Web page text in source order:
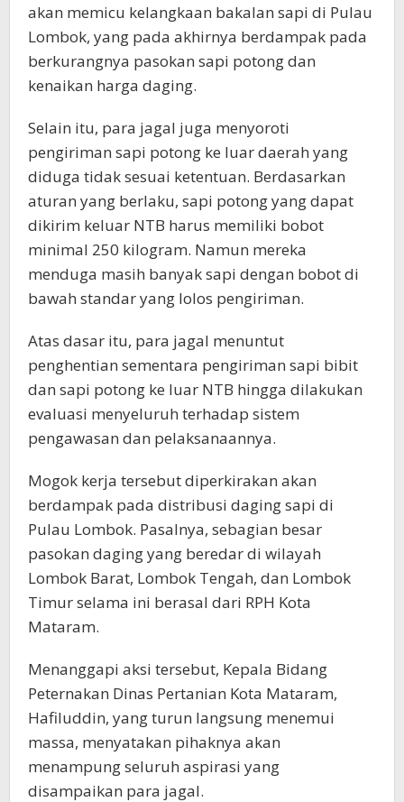
akan memicu kelangkaan bakalan sapi di Pulau
Lombok, yang pada akhirnya berdampak pada
berkurangnya pasokan sapi potong dan
kenaikan harga daging.
Selain itu, para jagal juga menyoroti
pengiriman sapi potong ke luar daerah yang
diduga tidak sesuai ketentuan. Berdasarkan
aturan yang berlaku, sapi potong yang dapat
dikirim keluar NTB harus memiliki bobot
minimal 250 kilogram. Namun mereka
menduga masih banyak sapi dengan bobot di
bawah standar yang lolos pengiriman.
Atas dasar itu, para jagal menuntut
penghentian sementara pengiriman sapi bibit
dan sapi potong ke luar NTB hingga dilakukan
evaluasi menyeluruh terhadap sistem
pengawasan dan pelaksanaannya.
Mogok kerja tersebut diperkirakan akan
berdampak pada distribusi daging sapi di
Pulau Lombok. Pasalnya, sebagian besar
pasokan daging yang beredar di wilayah
Lombok Barat, Lombok Tengah, dan Lombok
Timur selama ini berasal dari RPH Kota
Mataram.
Menanggapi aksi tersebut, Kepala Bidang
Peternakan Dinas Pertanian Kota Mataram,
Hafiluddin, yang turun langsung menemui
massa, menyatakan pihaknya akan
menampung seluruh aspirasi yang
disampaikan para jagal.